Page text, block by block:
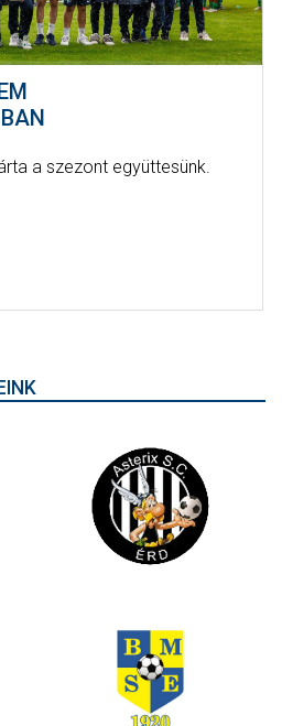
a szezont együttesünk.